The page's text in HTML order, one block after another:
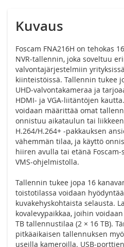
Kuvaus
Foscam FNA216H on tehokas
NVR‑tallennin, joka soveltuu
valvontajärjestelmiin
kiinteistöissä. Tallennin tukee
UHD‑valvontakameraa ja
HDMI‑ ja VGA‑liitäntöjen
voidaan määrittää omat
onnistuu aikataulun tai
H.264/H.264+ ‑pakkauksen
vähemmän tilaa, ja käyttö
hiiren avulla tai etänä
VMS‑ohjelmistolla.
Tallennin tukee jopa 16
toistotilassa voidaan
kuvakehyskohtaista selausta.
kovalevypaikkaa, joihin
TB tallennustilaa (2 × 16 TB).
pitkäaikaisen tallennuksen
useilla kameroilla.